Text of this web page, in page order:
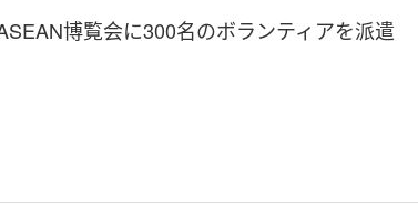
博覧会に300名のボランティアを派遣